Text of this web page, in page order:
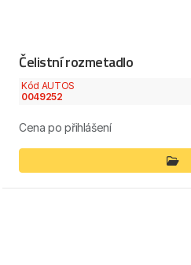
Čelistní rozmetadlo
Kód AUTOS
0049252
Cena po přihlášení